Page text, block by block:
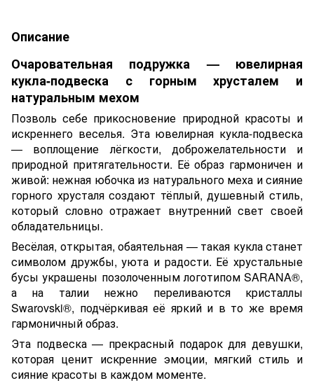
Описание
Очаровательная подружка — ювелирная
кукла-подвеска с горным хрусталем и
натуральным мехом
Позволь себе прикосновение природной красоты и
искреннего веселья. Эта ювелирная кукла-подвеска
— воплощение лёгкости, доброжелательности и
природной притягательности. Её образ гармоничен и
живой: нежная юбочка из натурального меха и сияние
горного хрусталя создают тёплый, душевный стиль,
который словно отражает внутренний свет своей
обладательницы.
Весёлая, открытая, обаятельная — такая кукла станет
символом дружбы, уюта и радости. Её хрустальные
бусы украшены позолоченным логотипом SARANA®,
а на талии нежно переливаются кристаллы
Swarovski®, подчёркивая её яркий и в то же время
гармоничный образ.
Эта подвеска — прекрасный подарок для девушки,
которая ценит искренние эмоции, мягкий стиль и
сияние красоты в каждом моменте.